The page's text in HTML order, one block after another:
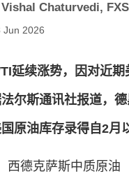
Chaturvedi,
Jun 2026
延续涨势，因对近期
尔斯通讯社报道，
原油库存录得自2月
西德克萨斯中质原油